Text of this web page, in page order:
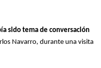
sido tema de conversación
Navarro, durante una visita